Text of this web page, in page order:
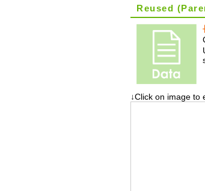
Reused
↓Click on image to